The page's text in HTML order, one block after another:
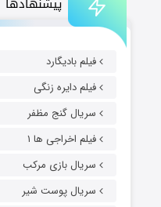
فیلم بادیگارد
فیلم دایره زنگی
سریال گنج مظفر
فیلم اخراجی ها ۱
سریال بازی مرکب
سریال پوست شیر